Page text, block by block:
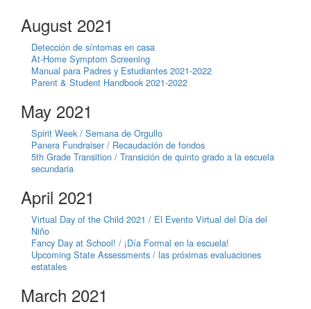
August 2021
Detección de síntomas en casa
At-Home Symptom Screening
Manual para Padres y Estudiantes 2021-2022
Parent & Student Handbook 2021-2022
May 2021
Spirit Week / Semana de Orgullo
Panera Fundraiser / Recaudación de fondos
5th Grade Transition / Transición de quinto grado a la escuela
secundaria
April 2021
Virtual Day of the Child 2021 / El Evento Virtual del Día del
Niño
Fancy Day at School! / ¡Día Formal en la escuela!
Upcoming State Assessments / las próximas evaluaciones
estatales
March 2021